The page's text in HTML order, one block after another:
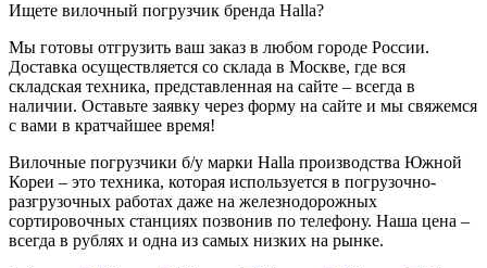
Ищете вилочный погрузчик бренда Halla?
Мы готовы отгрузить ваш заказ в любом городе России.
Доставка осуществляется со склада в Москве, где вся
складская техника, представленная на сайте – всегда в
наличии. Оставьте заявку через форму на сайте и мы свяжемся
с вами в кратчайшее время!
Вилочные погрузчики б/у марки Halla производства Южной
Кореи – это техника, которая используется в погрузочно-
разгрузочных работах даже на железнодорожных
сортировочных станциях позвонив по телефону. Наша цена –
всегда в рублях и одна из самых низких на рынке.